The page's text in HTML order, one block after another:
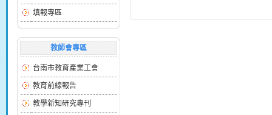
填報專區
教師會專區
台南市教育產業工會
教育前線報告
教學新知研究專刊